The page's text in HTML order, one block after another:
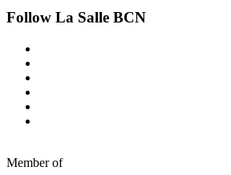
Follow La Salle BCN
Member of